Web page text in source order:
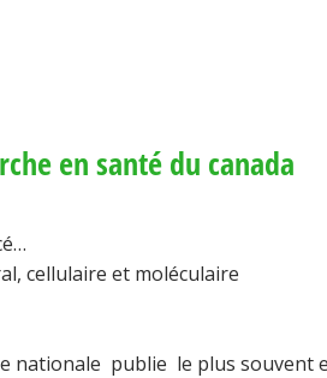
en santé du canada
cellulaire et moléculaire
nationale publie le plus souvent